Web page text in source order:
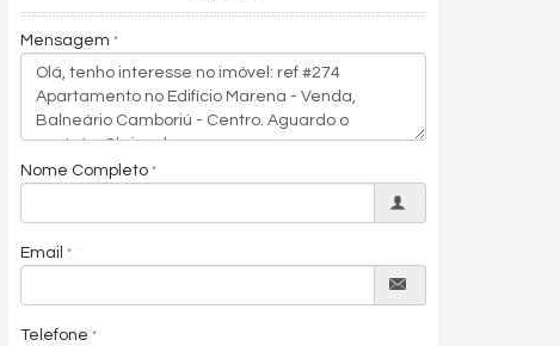
Mensagem
Nome Completo
Email
Telefone